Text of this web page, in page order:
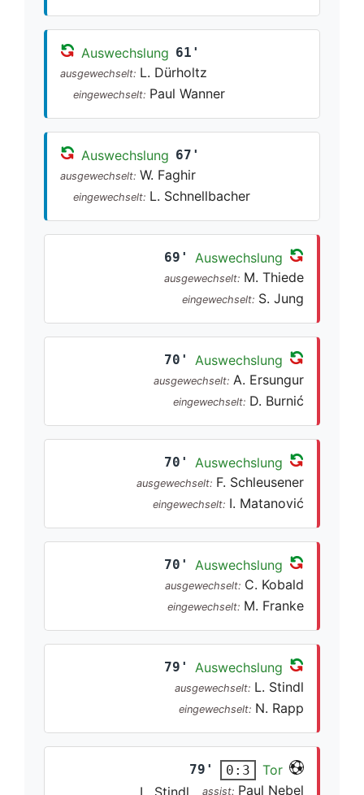
Auswechslung 61'
ausgewechselt: L. Dürholtz
eingewechselt: Paul Wanner
Auswechslung 67'
ausgewechselt: W. Faghir
eingewechselt: L. Schnellbacher
69' Auswechslung
ausgewechselt: M. Thiede
eingewechselt: S. Jung
70' Auswechslung
ausgewechselt: A. Ersungur
eingewechselt: D. Burnić
70' Auswechslung
ausgewechselt: F. Schleusener
eingewechselt: I. Matanović
70' Auswechslung
ausgewechselt: C. Kobald
eingewechselt: M. Franke
79' Auswechslung
ausgewechselt: L. Stindl
eingewechselt: N. Rapp
79' 0:3
Tor
L. Stindl
assist: Paul Nebel